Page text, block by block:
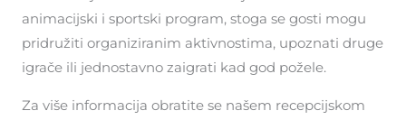
animacijski i sportski program, stoga se gosti mogu
pridružiti organiziranim aktivnostima, upoznati druge
igrače ili jednostavno zaigrati kad god požele.
Za više informacija obratite se našem recepcijskom